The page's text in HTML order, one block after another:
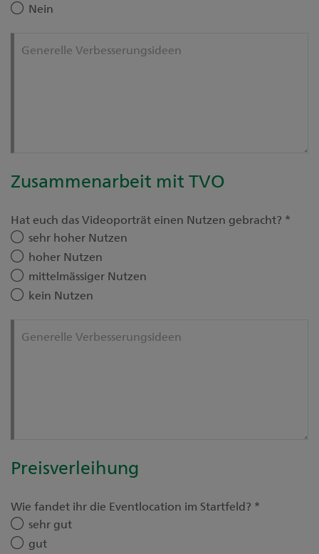
Nein
Generelle Verbesserungsideen
Zusammenarbeit mit TVO
Hat euch das Videoporträt einen Nutzen gebracht? *
sehr hoher Nutzen
hoher Nutzen
mittelmässiger Nutzen
kein Nutzen
Generelle Verbesserungsideen
Preisverleihung
Wie fandet ihr die Eventlocation im Startfeld? *
sehr gut
gut